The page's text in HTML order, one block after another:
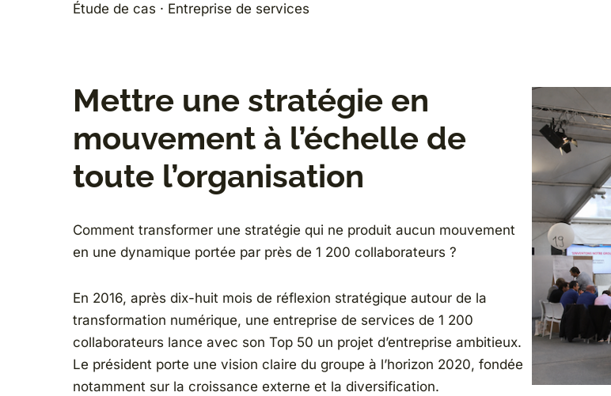
Étude de cas · Entreprise de services
Mettre une stratégie en
mouvement à l’échelle de
toute l’organisation
Comment transformer une stratégie qui ne produit aucun mouvement
en une dynamique portée par près de 1 200 collaborateurs ?
En 2016, après dix-huit mois de réflexion stratégique autour de la
transformation numérique, une entreprise de services de 1 200
collaborateurs lance avec son Top 50 un projet d’entreprise ambitieux.
Le président porte une vision claire du groupe à l’horizon 2020, fondée
notamment sur la croissance externe et la diversification.